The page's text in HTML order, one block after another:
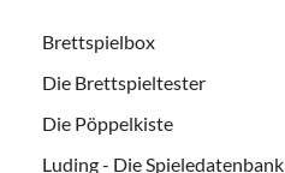
Brettspielbox
Die Brettspieltester
Die Pöppelkiste
Luding - Die Spieledatenbank